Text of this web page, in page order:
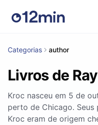
Categorias author
Livros de
Kroc nasceu em 5 de
perto de Chicago. Seus
Kroc eram de origem